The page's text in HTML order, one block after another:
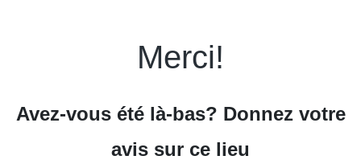
Merci!
Avez-vous été là-bas? Donnez votre
avis sur ce lieu